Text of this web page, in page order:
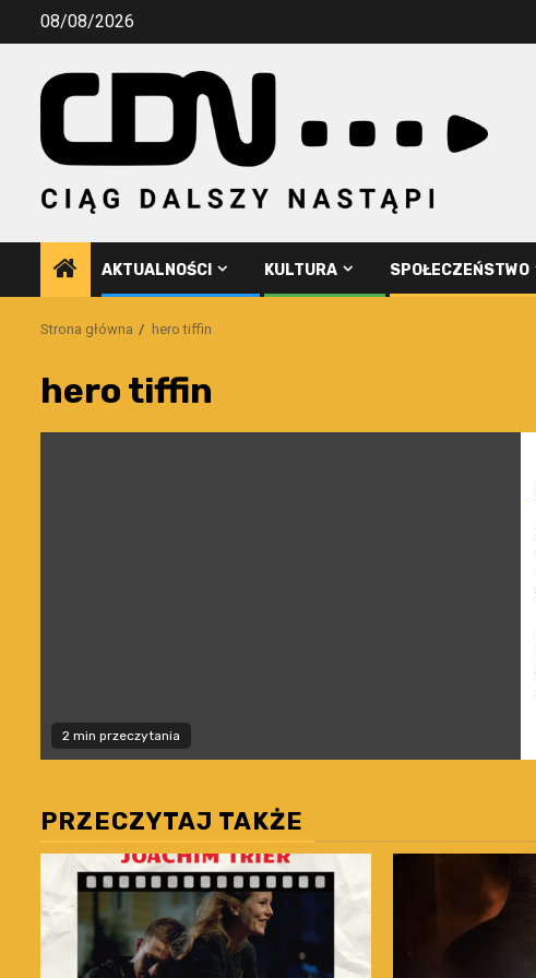
Przejdź08/08/2026
AKTUALNOŚCI KULTURA SPOŁECZEŃSTWO
Strona główna hero tiffin
hero tiffin
2 min przeczytania
PRZECZYTAJ TAKŻE